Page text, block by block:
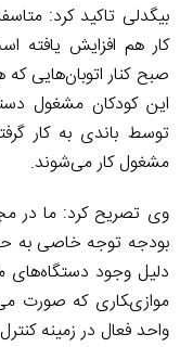
بیگدلی تاکید کرد:
صبح کنار اتوبان‌هایی
این کودکان مشغول
توسط باندی به کار
مشغول کار می‌شوند.
وی تصریح کرد: ما در
بودجه توجه خاصی به
دلیل وجود دستگاه‌های
موازی‌‍کاری که صورت
واحد فعال در زمینه